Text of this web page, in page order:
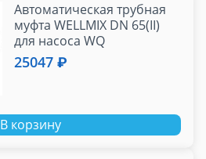
Автоматическая трубная
муфта WELLMIX DN 65(II)
для насоса WQ
25047 ₽
В корзину